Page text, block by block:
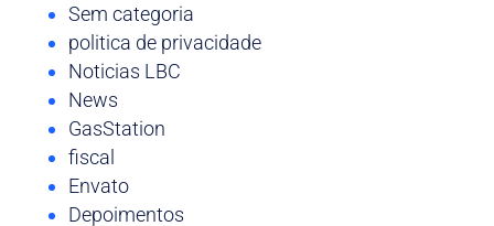
Sem categoria
politica de privacidade
Noticias LBC
News
GasStation
fiscal
Envato
Depoimentos